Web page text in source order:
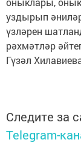
уздырып
үзләрен
рәхмәтләр
Гүзәл
Следите за
Telegram-